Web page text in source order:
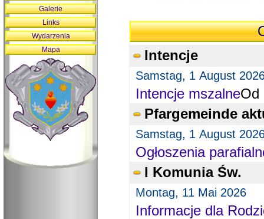
Intencje
Samstag, 1 August
Intencje mszalneOd
Pfargemeinde
Samstag, 1 August
Ogłoszenia
I Komunia Św.
Montag, 11 Mai 2026
Informacje dla
Galerie
Links
Wydarzenia
Mapa